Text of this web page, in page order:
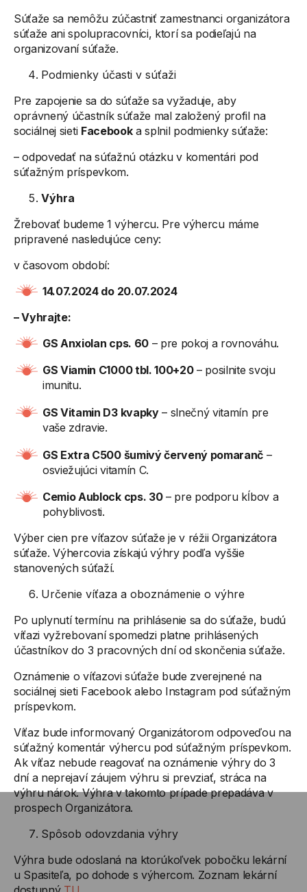
Súťaže sa nemôžu zúčastniť zamestnanci organizátora
súťaže ani spolupracovníci, ktorí sa podieľajú na
organizovaní súťaže.
Podmienky účasti v súťaži
Pre zapojenie sa do súťaže sa vyžaduje, aby
oprávnený účastník súťaže mal založený profil na
sociálnej sieti Facebooka splnil podmienky súťaže:
– odpovedať na súťažnú otázku v komentári pod
súťažným príspevkom.
Výhra
Žrebovať budeme 1 výhercu. Pre výhercu máme
pripravené nasledujúce ceny:
v časovom období:
14.07.2024 do 20.07.2024
– Vyhrajte:
GS Anxiolan cps. 60– pre pokoj a rovnováhu.
GS Viamin C1000 tbl. 100+20– posilnite svoju
imunitu.
GS Vitamin D3 kvapky– slnečný vitamín pre
vaše zdravie.
GS Extra C500 šumivý červený pomaranč –
osviežujúci vitamín C.
Cemio Aublock cps. 30– pre podporu kĺbov a
pohyblivosti.
Výber cien pre víťazov súťaže je v réžii Organizátora
súťaže. Výhercovia získajú výhry podľa vyššie
stanovených súťaží.
Určenie víťaza a oboznámenie o výhre
Po uplynutí termínu na prihlásenie sa do súťaže, budú
víťazi vyžrebovaní spomedzi platne prihlásených
účastníkov do 3 pracovných dní od skončenia súťaže.
Oznámenie o víťazovi súťaže bude zverejnené na
sociálnej sieti Facebook alebo Instagram pod súťažným
príspevkom.
Víťaz bude informovaný Organizátorom odpoveďou na
súťažný komentár výhercu pod súťažným príspevkom.
Ak víťaz nebude reagovať na oznámenie výhry do 3
dní a neprejaví záujem výhru si prevziať, stráca na
výhru nárok. Výhra v takomto prípade prepadáva v
prospech Organizátora.
Spôsob odovzdania výhry
Výhra bude odoslaná na ktorúkoľvek pobočku lekární
u Spasiteľa, po dohode s výhercom. Zoznam lekární